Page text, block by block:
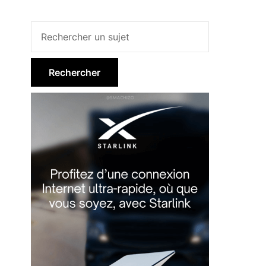
Barre
latérale
principale